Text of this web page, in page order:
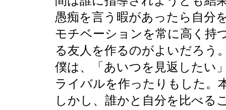
愚痴を言う暇があったら自分
モチベーションを常に高く持
る友人を作るのがよいだろう
僕は、「あいつを見返したい
ライバルを作ったりもした。
しかし、誰かと自分を比べる